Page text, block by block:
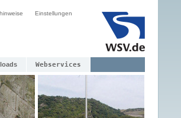
Einstellungen
Webservices